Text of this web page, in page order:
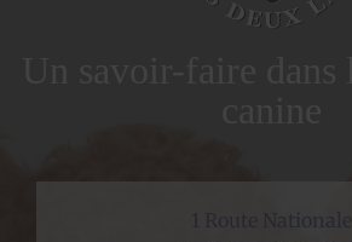
Un savoir-faire dans